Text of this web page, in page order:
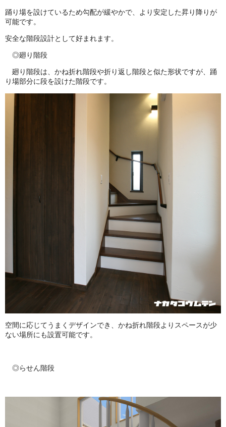
踊り場を設けているため勾配が緩やかで、より安定した昇り降りが
可能です。
安全な階段設計として好まれます。
◎廻り階段
廻り階段は、かね折れ階段や折り返し階段と似た形状ですが、踊
り場部分に段を設けた階段です。
空間に応じてうまくデザインでき、かね折れ階段よりスペースが少
ない場所にも設置可能です。
◎らせん階段